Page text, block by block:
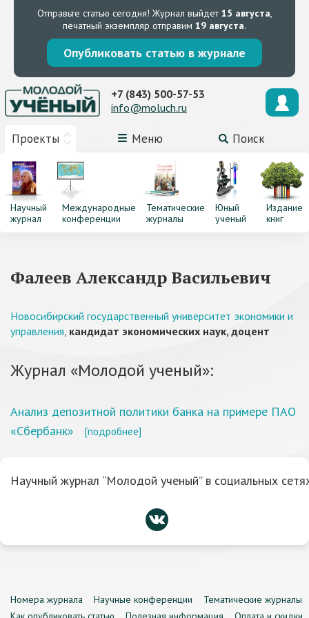
Отправьте статью сегодня! Журнал выйдет15 августа,
печатный экземпляр отправим 19 августа.
Опубликовать статью в журнале
Проекты Меню Поиск
+7 (843) 500-57-53
info@moluch.ru
Научный
журнал
Международные
конференции
Тематические
журналы
Юный
ученый
Издание
книг
Фалеев Александр Васильевич
Новосибирский государственный университет экономики и
управления, кандидат экономических наук, доцент
Журнал «Молодой ученый»:
Анализ депозитной политики банка на примере ПАО
«Сбербанк»
[подробнее]
Научный журнал “Молодой ученый” в социальных
Номера журнала Научные конференции
Тематические журналы